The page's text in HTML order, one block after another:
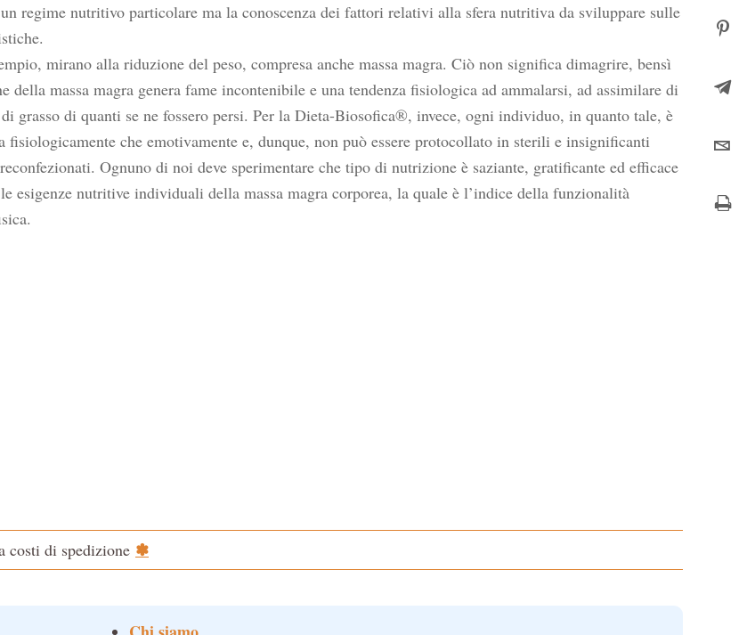
regime nutritivo particolare ma la conoscenza dei fattori relativi alla sfera nutritiva da sviluppare sulle
mirano alla riduzione del peso, compresa anche massa magra. Ciò non significa dimagrire, bensì
della massa magra genera fame incontenibile e una tendenza fisiologica ad ammalarsi, ad assimilare di
grasso di quanti se ne fossero persi. Per la Dieta-Biosofica®, invece, ogni individuo, in quanto tale, è
che emotivamente e, dunque, non può essere protocollato in sterili e insignificanti
Ognuno di noi deve sperimentare che tipo di nutrizione è saziante, gratificante ed efficace
esigenze nutritive individuali della massa magra corporea, la quale è l’indice della funzionalità
costi di spedizione ✽